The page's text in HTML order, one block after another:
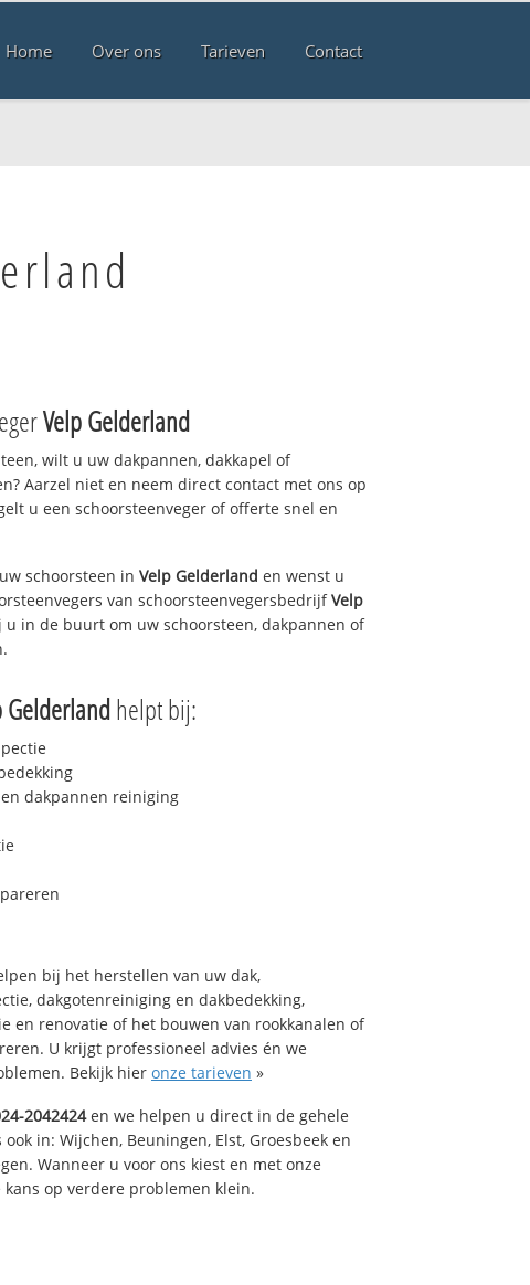
Home Over ons Tarieven Contact
Velp Gelderland
wilt u uw dakpannen, dakkapel of
Aarzel niet en neem direct contact met ons op
u een schoorsteenveger of offerte snel en
schoorsteen in Velp Gelderland en wenst u
van schoorsteenvegersbedrijfVelp
u in de buurt om uw schoorsteen, dakpannen of
Gelderlandhelpt bij:
dakpannen reiniging
bij het herstellen van uw dak,
dakgotenreiniging en dakbedekking,
en renovatie of het bouwen van rookkanalen of
U krijgt professioneel advies én we
Bekijk hier onze tarieven »
2042424en we helpen u direct in de gehele
in: Wijchen, Beuningen, Elst, Groesbeek en
Wanneer u voor ons kiest en met onze
op verdere problemen klein.